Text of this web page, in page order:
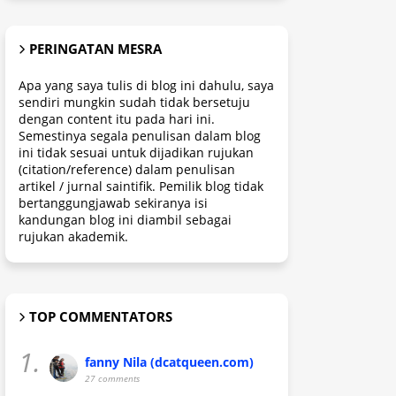
PERINGATAN MESRA
Apa yang saya tulis di blog ini dahulu, saya
sendiri mungkin sudah tidak bersetuju
dengan content itu pada hari ini.
Semestinya segala penulisan dalam blog
ini tidak sesuai untuk dijadikan rujukan
(citation/reference) dalam penulisan
artikel / jurnal saintifik. Pemilik blog tidak
bertanggungjawab sekiranya isi
kandungan blog ini diambil sebagai
rujukan akademik.
TOP COMMENTATORS
1. fanny Nila (dcatqueen.com)
27 comments